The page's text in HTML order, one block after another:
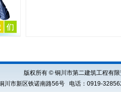
版权所有 © 铜川市第二建筑工程有
川市新区铁诺南路56号 电话：0919-